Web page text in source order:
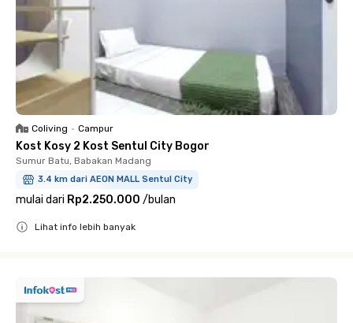
Coliving • Campur
Kost Kosy 2 Kost Sentul City Bogor
Sumur Batu, Babakan Madang
3.4 km dari AEON MALL Sentul City
mulai dari Rp2.250.000 /bulan
Lihat info lebih banyak